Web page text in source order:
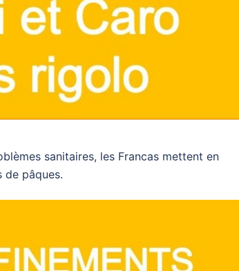
sanitaires, les Francas mettent en
de pâques.